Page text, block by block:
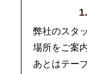
弊社のスタ
場所をご案
あとはテー